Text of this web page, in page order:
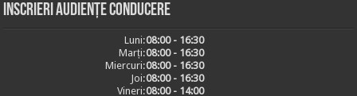
Inscrieri audiențe conducere
Luni:08:00 - 16:30
Marți:08:00 - 16:30
Miercuri:08:00 - 16:30
Joi:08:00 - 16:30
Vineri:08:00 - 14:00